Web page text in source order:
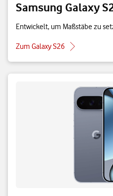
Samsung Galaxy
Entwickelt, um Maßstäbe zu
Zum Galaxy S26